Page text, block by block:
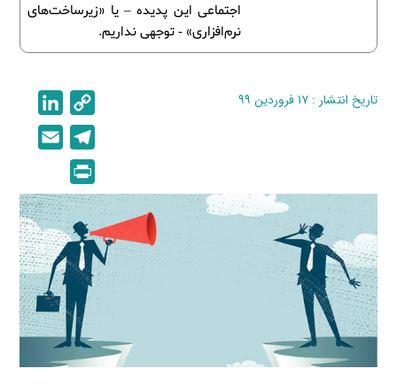
اجتماعی این پدیده – یا «زیرساخت‌های
نرم‌افزاری» - توجهی نداریم.
تاریخ انتشار : ۱۷ فروردین ۹۹
o
p
y
L
i
n
k
i
n
e
d
I
n
e
l
e
g
r
a
m
i
l
r
i
n
t